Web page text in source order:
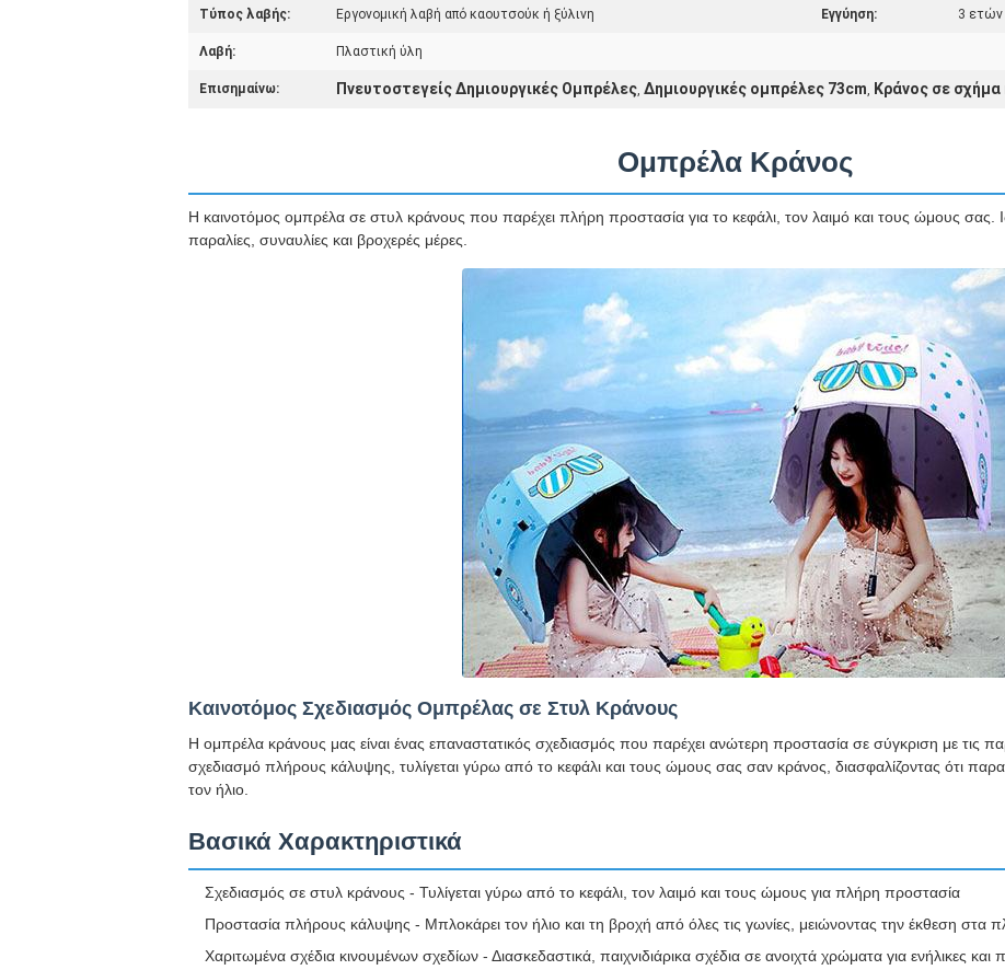
Τύπος λαβής: Εργονομική λαβή από καουτσούκ ή ξύλινη Εγγύηση: 3 ετών
Λαβή: Πλαστική ύλη
Επισημαίνω: Πνευτοστεγείς Δημιουργικές Ομπρέλες, Δημιουργικές ομπρέλες 73cm, Κράνος σε σχήμα
Ομπρέλα Κράνος
Η καινοτόμος ομπρέλα σε στυλ κράνους που παρέχει πλήρη προστασία για το κεφάλι, τον λαιμό και τους ώμους σας.
παραλίες, συναυλίες και βροχερές μέρες.
Καινοτόμος Σχεδιασμός Ομπρέλας σε Στυλ Κράνους
Η ομπρέλα κράνους μας είναι ένας επαναστατικός σχεδιασμός που παρέχει ανώτερη προστασία σε σύγκριση με τις
σχεδιασμό πλήρους κάλυψης, τυλίγεται γύρω από το κεφάλι και τους ώμους σας σαν κράνος, διασφαλίζοντας ότι
τον ήλιο.
Βασικά Χαρακτηριστικά
Σχεδιασμός σε στυλ κράνους - Τυλίγεται γύρω από το κεφάλι, τον λαιμό και τους ώμους για πλήρη προστασία
Προστασία πλήρους κάλυψης - Μπλοκάρει τον ήλιο και τη βροχή από όλες τις γωνίες, μειώνοντας την έκθεση στα
Χαριτωμένα σχέδια κινουμένων σχεδίων - Διασκεδαστικά, παιχνιδιάρικα σχέδια σε ανοιχτά χρώματα για ενήλικες και